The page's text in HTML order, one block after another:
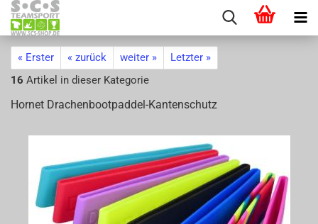
« Erster « zurück weiter »
Letzter »
16 Artikel in dieser Kategorie
Hor­net Drachenbootpaddel-​Kantenschutz